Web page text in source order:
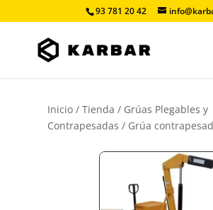
93 781 20 42
Inicio /Tienda / Grúas Plegables y
Contrapesadas / Grúa